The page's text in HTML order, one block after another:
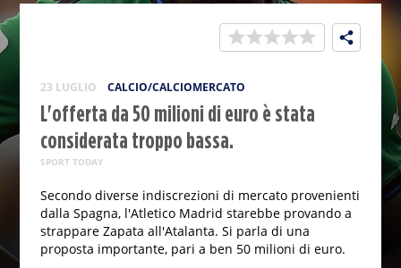
23 LUGLIO CALCIO/CALCIOMERCATO
L'offerta da 50 milioni di euro è stata
considerata troppo bassa.
SPORT TODAY
Secondo diverse indiscrezioni di mercato provenienti
dalla Spagna, l'Atletico Madrid starebbe provando a
strappare Zapata all'Atalanta. Si parla di una
proposta importante, pari a ben 50 milioni di euro.